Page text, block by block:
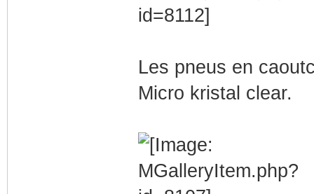
Les pneus en
Micro kristal clear.